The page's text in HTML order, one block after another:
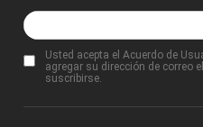
Usted acepta el Acuerdo de
agregar su dirección de correo
suscribirse.